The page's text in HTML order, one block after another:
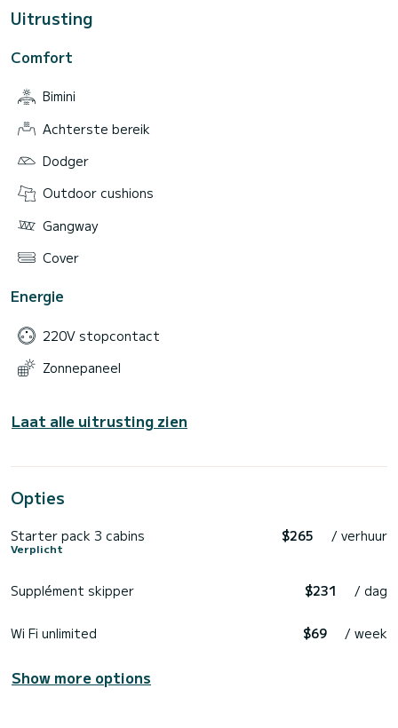
Uitrusting
Comfort
Bimini
Achterste bereik
Dodger
Outdoor cushions
Gangway
Cover
Energie
220V stopcontact
Zonnepaneel
Laat alle uitrusting zien
Opties
Starter pack 3 cabins
Verplicht
$265 / verhuur
Supplément skipper $231 / dag
Wi Fi unlimited $69 / week
Show more options